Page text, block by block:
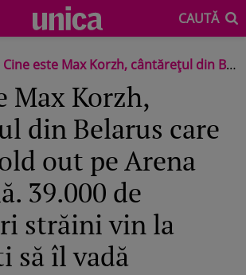
CAUTĂ
Cine este Max Korzh, cântărețul din Belarus care a făcut sold out pe Arena Națională. 39.000 de spectatori străini vin la București să îl vadă
Max Korzh,
din Belarus care
out pe Arena
39.000 de
străini vin la
să îl vadă